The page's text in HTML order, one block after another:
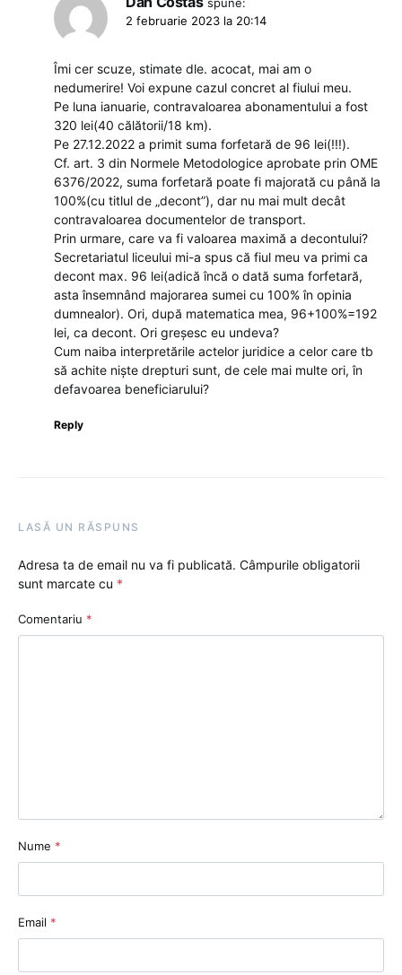
2 februarie 2023 la 20:14
Îmi cer scuze, stimate dle. acocat, mai am o
nedumerire! Voi expune cazul concret al fiului meu.
Pe luna ianuarie, contravaloarea abonamentului a fost
320 lei(40 călătorii/18 km).
Pe 27.12.2022 a primit suma forfetară de 96 lei(!!!).
Cf. art. 3 din Normele Metodologice aprobate prin OME
6376/2022, suma forfetară poate fi majorată cu până la
100%(cu titlul de „decont”), dar nu mai mult decât
contravaloarea documentelor de transport.
Prin urmare, care va fi valoarea maximă a decontului?
Secretariatul liceului mi-a spus că fiul meu va primi ca
decont max. 96 lei(adică încă o dată suma forfetară,
asta însemnând majorarea sumei cu 100% în opinia
dumnealor). Ori, după matematica mea, 96+100%=192
lei, ca decont. Ori greșesc eu undeva?
Cum naiba interpretările actelor juridice a celor care tb
să achite niște drepturi sunt, de cele mai multe ori, în
defavoarea beneficiarului?
Reply
LASĂ UN RĂSPUNS
Adresa ta de email nu va fi publicată. Câmpurile obligatorii
sunt marcate cu *
Comentariu *
Nume *
Email *